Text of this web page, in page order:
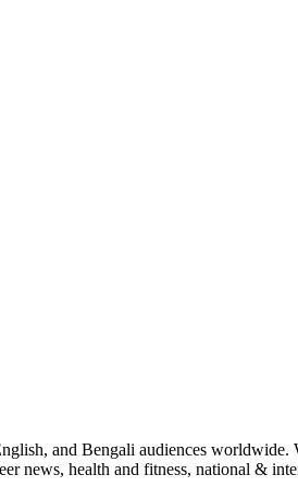
and Bengali audiences
news, health and fitness, national &